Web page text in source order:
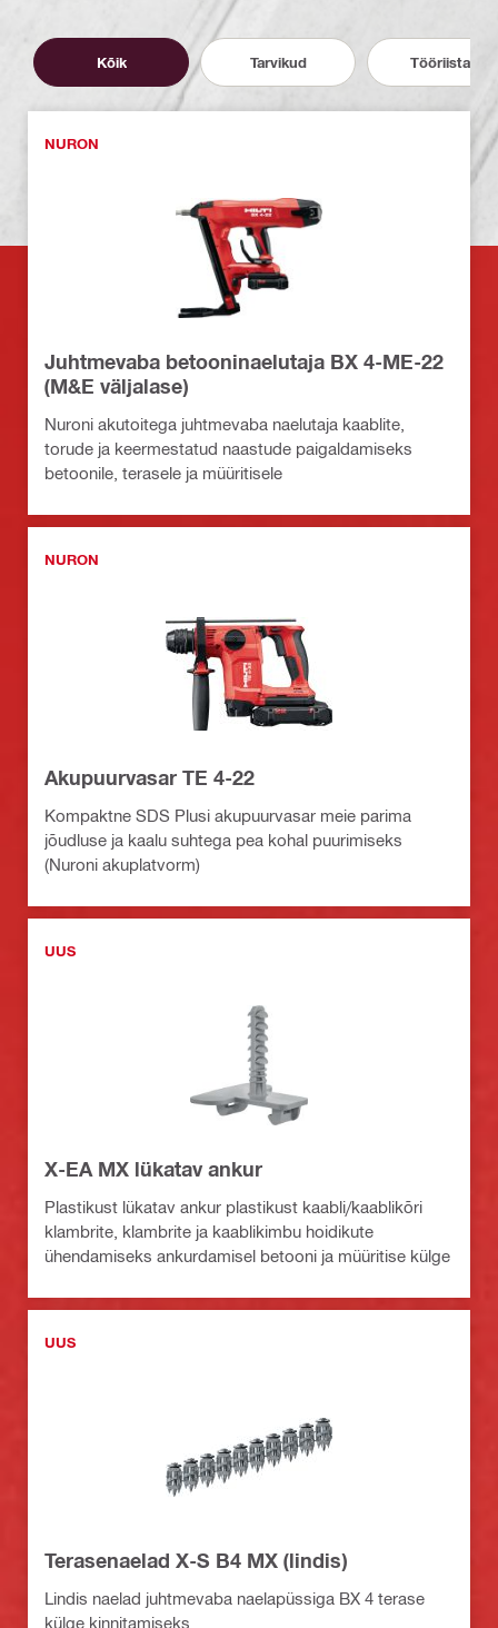
Kõik Tarvikud Tööriistad
NURON
Juhtmevaba betooninaelutaja BX 4-ME-22
(M&E väljalase)
Nuroni akutoitega juhtmevaba naelutaja kaablite,
torude ja keermestatud naastude paigaldamiseks
betoonile, terasele ja müüritisele
NURON
Akupuurvasar TE 4-22
Kompaktne SDS Plusi akupuurvasar meie parima
jõudluse ja kaalu suhtega pea kohal puurimiseks
(Nuroni akuplatvorm)
UUS
X-EA MX lükatav ankur
Plastikust lükatav ankur plastikust kaabli/kaablikõri
klambrite, klambrite ja kaablikimbu hoidikute
ühendamiseks ankurdamisel betooni ja müüritise külge
UUS
Terasenaelad X-S B4 MX (lindis)
Lindis naelad juhtmevaba naelapüssiga BX 4 terase
külge kinnitamiseks